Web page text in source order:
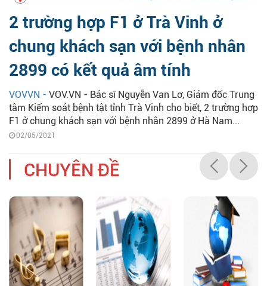
2 trường hợp F1 ở Trà Vinh ở
chung khách sạn với bệnh nhân
2899 có kết quả âm tính
VOVVN - VOV.VN - Bác sĩ Nguyễn Van Lơ, Giám đốc Trung
tâm Kiểm soát bệnh tật tỉnh Trà Vinh cho biết, 2 trường hợp
F1 ở chung khách sạn với bệnh nhân 2899 ở Hà Nam...
02/05/2021
CHUYÊN ĐỀ